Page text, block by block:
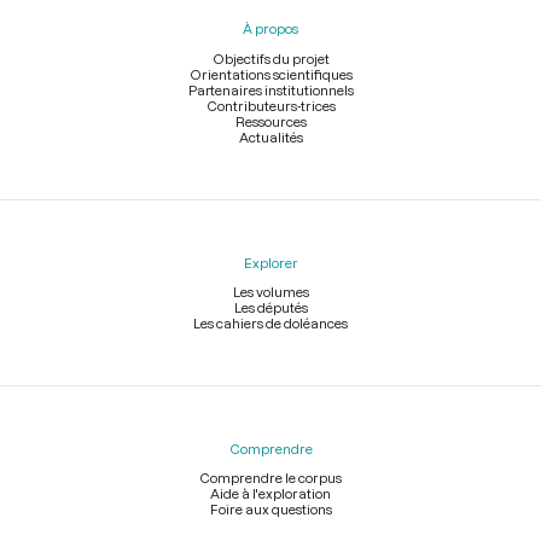
À propos
Objectifs du projet
Orientations scientifiques
Partenaires institutionnels
Contributeurs-trices
Ressources
Actualités
Explorer
Les volumes
Les députés
Les cahiers de doléances
Comprendre
Comprendre le corpus
Aide à l'exploration
Foire aux questions